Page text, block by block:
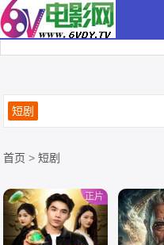
短剧
首页 >短剧
正片